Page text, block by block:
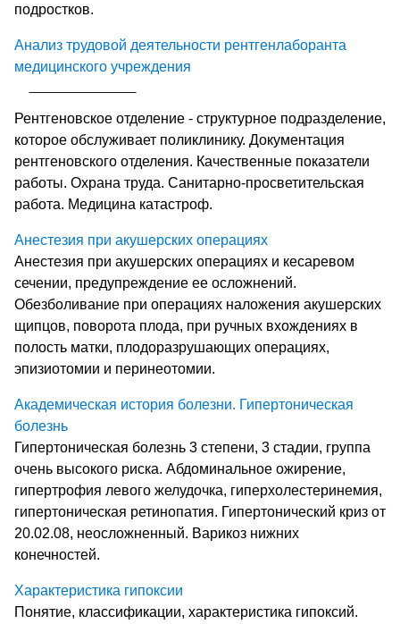
подростков.
Анализ трудовой деятельности рентгенлаборанта
медицинского учреждения
Рентгеновское отделение - структурное подразделение,
которое обслуживает поликлинику. Документация
рентгеновского отделения. Качественные показатели
работы. Охрана труда. Санитарно-просветительская
работа. Медицина катастроф.
Анестезия при акушерских операциях
Анестезия при акушерских операциях и кесаревом
сечении, предупреждение ее осложнений.
Обезболивание при операциях наложения акушерских
щипцов, поворота плода, при ручных вхождениях в
полость матки, плодоразрушающих операциях,
эпизиотомии и перинеотомии.
Академическая история болезни. Гипертоническая
болезнь
Гипертоническая болезнь 3 степени, 3 стадии, группа
очень высокого риска. Абдоминальное ожирение,
гипертрофия левого желудочка, гиперхолестеринемия,
гипертоническая ретинопатия. Гипертонический криз от
20.02.08, неосложненный. Варикоз нижних
конечностей.
Характеристика гипоксии
Понятие, классификации, характеристика гипоксий.